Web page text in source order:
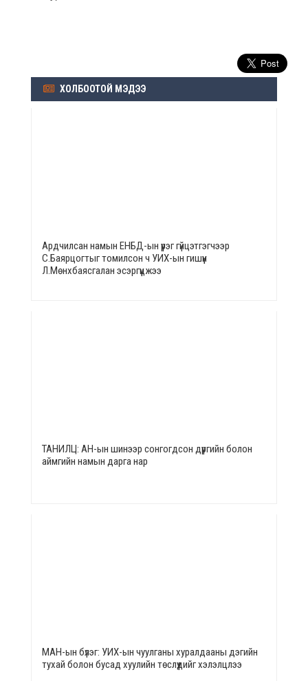
ХОЛБООТОЙ МЭДЭЭ
Ардчилсан намын ЕНБД-ын үүрэг гүйцэтгэгчээр
С.Баярцогтыг томилсон ч УИХ-ын гишүүн
Л.Мөнхбаясгалан эсэргүүцжээ
ТАНИЛЦ: АН-ын шинээр сонгогдсон дүүргийн болон
аймгийн намын дарга нар
МАН-ын бүлэг: УИХ-ын чуулганы хуралдааны дэгийн
тухай болон бусад хуулийн төслүүдийг хэлэлцлээ